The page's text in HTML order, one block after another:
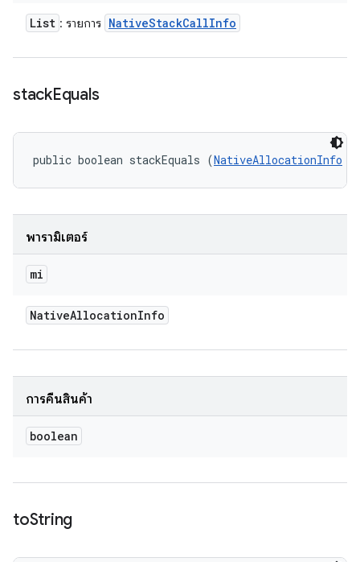
List : รายการ NativeStackCallInfo
stackEquals
public boolean stackEquals (NativeAllocationInfo
พารามิเตอร์
mi
NativeAllocationInfo
การคืนสินค้า
boolean
toString